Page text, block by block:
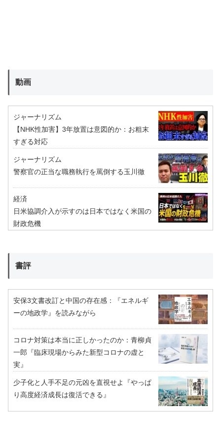
動画
ジャーナリズム
【NHK性加害】3年放置は意図的か：お粗末
すぎる対応
ジャーナリズム
警察官の正当な職務執行を罵倒する玉川徹
経済
日米協調介入が示すのは日本ではなく米国の
財政危機
書評
安保3文書改訂と中国の存在感：『エネルギ
ーの地政学』を読みながら
コロナ対策は本当に正しかったのか：青柳貞
一郎『臨床現場からみた新型コロナの虚と
実』
少子化と人手不足の元凶を直視せよ『やっぱ
り高度経済成長は復活できる』